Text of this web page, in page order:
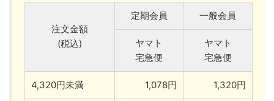
注文金額
(税込)
定期会員 一般会員
ヤマト
宅急便
ヤマト
宅急便
4,320円未満 1,078円 1,320円